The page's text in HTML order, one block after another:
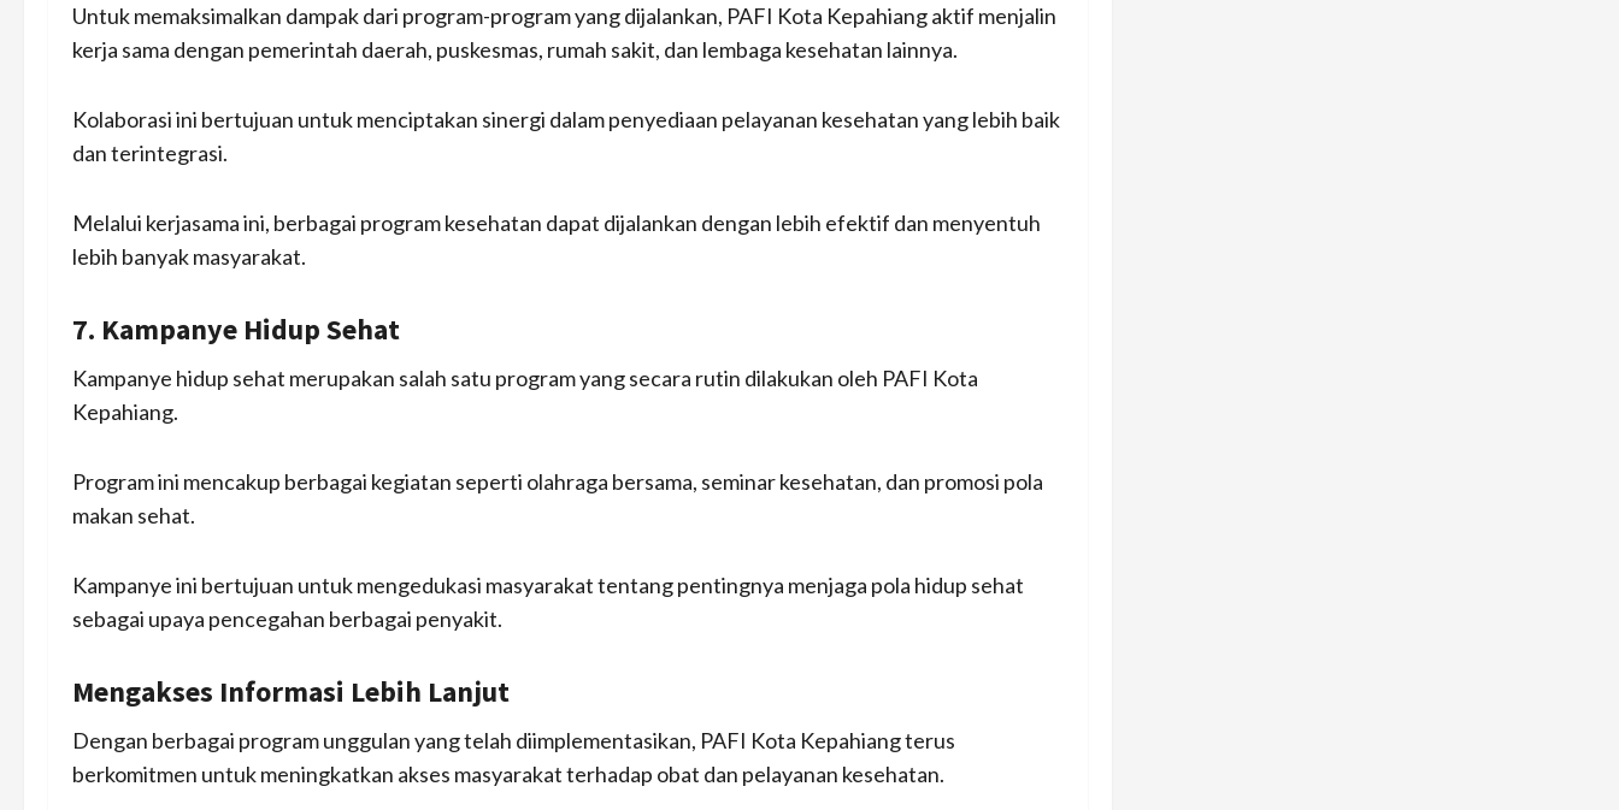
Untuk memaksimalkan dampak dari program-program yang dijalankan, PAFI Kota Kepahiang aktif menjalin
kerja sama dengan pemerintah daerah, puskesmas, rumah sakit, dan lembaga kesehatan lainnya.
Kolaborasi ini bertujuan untuk menciptakan sinergi dalam penyediaan pelayanan kesehatan yang lebih baik
dan terintegrasi.
Melalui kerjasama ini, berbagai program kesehatan dapat dijalankan dengan lebih efektif dan menyentuh
lebih banyak masyarakat.
7. Kampanye Hidup Sehat
Kampanye hidup sehat merupakan salah satu program yang secara rutin dilakukan oleh PAFI Kota
Kepahiang.
Program ini mencakup berbagai kegiatan seperti olahraga bersama, seminar kesehatan, dan promosi pola
makan sehat.
Kampanye ini bertujuan untuk mengedukasi masyarakat tentang pentingnya menjaga pola hidup sehat
sebagai upaya pencegahan berbagai penyakit.
Mengakses Informasi Lebih Lanjut
Dengan berbagai program unggulan yang telah diimplementasikan, PAFI Kota Kepahiang terus
berkomitmen untuk meningkatkan akses masyarakat terhadap obat dan pelayanan kesehatan.